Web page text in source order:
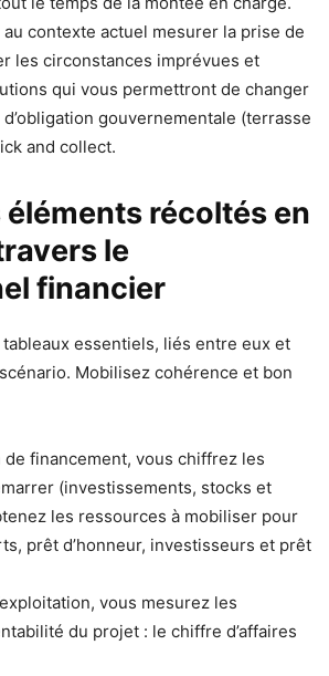
contexte actuel mesurer la prise de
les circonstances imprévues et
qui vous permettront de changer
gouvernementale (terrasse
and collect.
récoltés en
le
financier
essentiels, liés entre eux et
Mobilisez cohérence et bon
de financement, vous chiffrez les
(investissements, stocks et
les ressources à mobiliser pour
prêt d’honneur, investisseurs et prêt
vous mesurez les
du projet : le chiffre d’affaires